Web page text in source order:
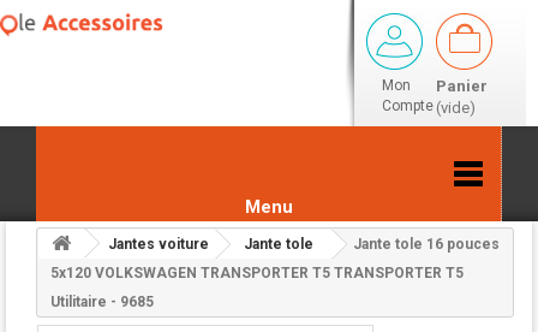
Mon
Compte
Panier
(vide)
Menu
Jantes voiture Jante tole
Jante tole 16 pouces
5x120 VOLKSWAGEN TRANSPORTER T5 TRANSPORTER T5
Utilitaire - 9685